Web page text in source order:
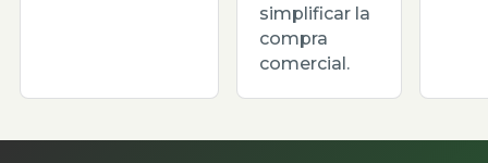
simplificar la
compra
comercial.